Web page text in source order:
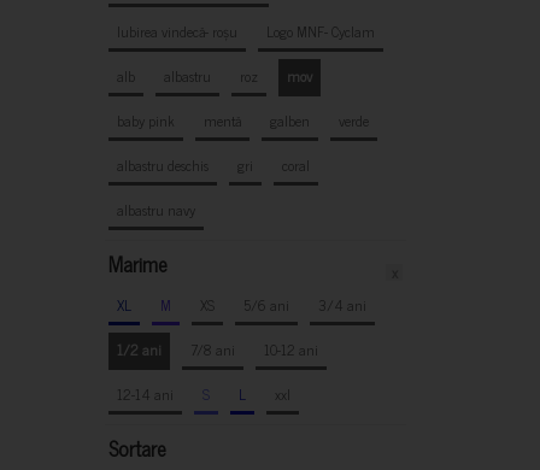
Iubirea vindecă- roșu
Logo MNF- Cyclam
alb
albastru roz
mov
baby pink
mentă galben
verde
albastru deschis
gri
coral
albastru navy
Marime
XL M XS 5/6 ani
3/4 ani
1/2 ani
7/8 ani
10-12 ani
12-14 ani
S L xxl
Sortare